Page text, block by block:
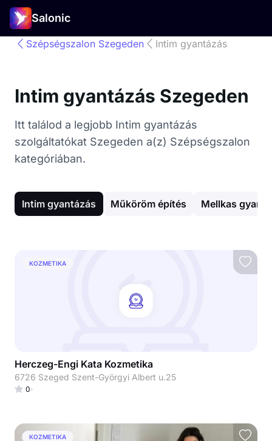
Salonic
Szépségszalon Szegeden Intim gyantázás
Intim gyantázás Szegeden
Itt találod a legjobb Intim gyantázás
szolgáltatókat Szegeden a(z) Szépségszalon
kategóriában.
Intim gyantázás Műköröm építés Mellkas
KOZMETIKA
Herczeg-Engi Kata Kozmetika
6726 Szeged Szent-Györgyi Albert u.25
0
KOZMETIKA